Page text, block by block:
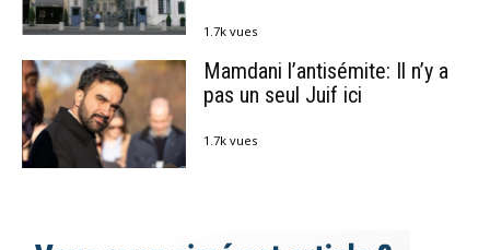
1.7k vues
Mamdani l’antisémite: Il n’y a
pas un seul Juif ici
1.7k vues